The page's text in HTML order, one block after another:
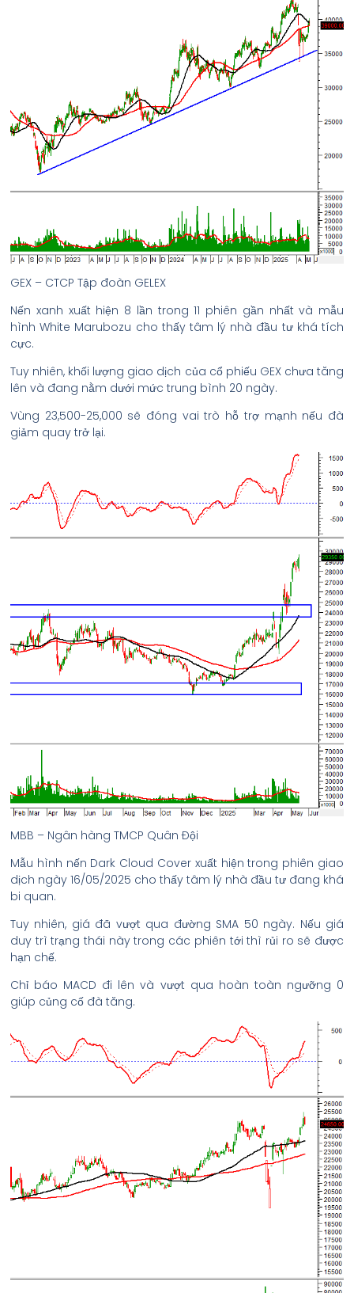
GEX – CTCP Tập đoàn GELEX
Nến xanh xuất hiện 8 lần trong 11 phiên gần nhất và mẫu
hình White Marubozu cho thấy tâm lý nhà đầu tư khá tích
cực.
Tuy nhiên, khối lượng giao dịch của cổ phiếu GEX chưa tăng
lên và đang nằm dưới mức trung bình 20 ngày.
Vùng 23,500-25,000 sẽ đóng vai trò hỗ trợ mạnh nếu đà
giảm quay trở lại.
MBB – Ngân hàng TMCP Quân Đội
Mẫu hình nến Dark Cloud Cover xuất hiện trong phiên giao
dịch ngày 16/05/2025 cho thấy tâm lý nhà đầu tư đang khá
bi quan.
Tuy nhiên, giá đã vượt qua đường SMA 50 ngày. Nếu giá
duy trì trạng thái này trong các phiên tới thì rủi ro sẽ được
hạn chế.
Chỉ báo MACD đi lên và vượt qua hoàn toàn ngưỡng 0
giúp củng cố đà tăng.